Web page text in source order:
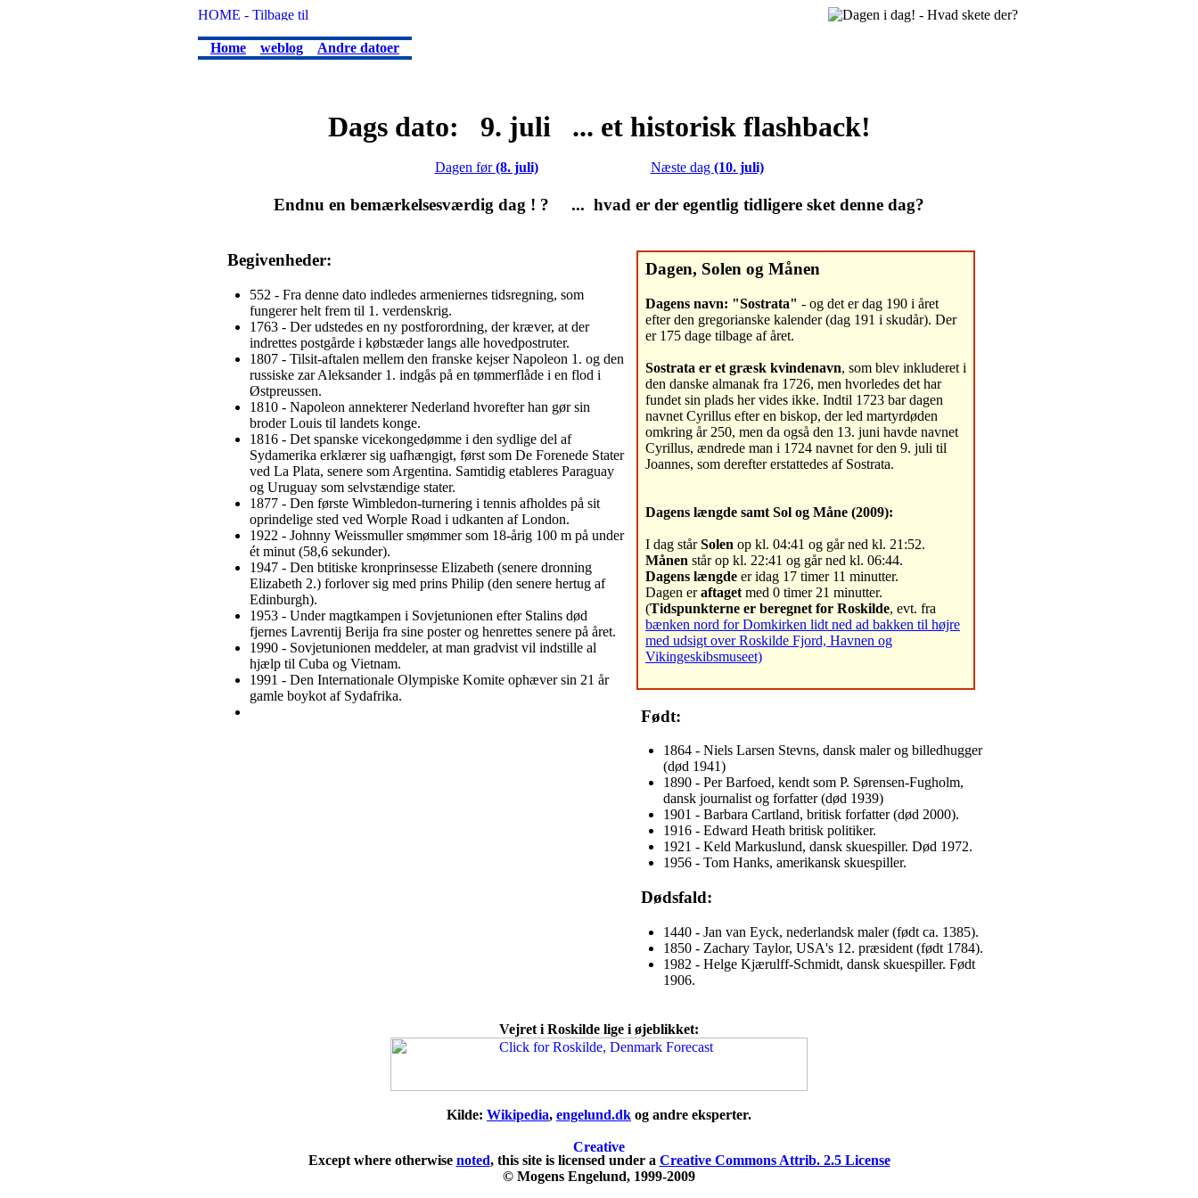
Home weblog Andre datoer
Dags dato: 9. juli ... et historisk flashback!
Dagen før(8. juli) Næste dag (10. juli)
Endnu en bemærkelsesværdig dag ! ? ... hvad er der egentlig tidligere sket denne dag?
Begivenheder:
552 - Fra denne dato indledes armeniernes tidsregning, som
fungerer helt frem til 1. verdenskrig.
1763 - Der udstedes en ny postforordning, der kræver, at der
indrettes postgårde i købstæder langs alle hovedpostruter.
1807 - Tilsit-aftalen mellem den franske kejser Napoleon 1. og den
russiske zar Aleksander 1. indgås på en tømmerflåde i en flod i
Østpreussen.
1810 - Napoleon annekterer Nederland hvorefter han gør sin
broder Louis til landets konge.
1816 - Det spanske vicekongedømme i den sydlige del af
Sydamerika erklærer sig uafhængigt, først som De Forenede Stater
ved La Plata, senere som Argentina. Samtidig etableres Paraguay
og Uruguay som selvstændige stater.
1877 - Den første Wimbledon-turnering i tennis afholdes på sit
oprindelige sted ved Worple Road i udkanten af London.
1922 - Johnny Weissmuller smømmer som 18-årig 100 m på under
ét minut (58,6 sekunder).
1947 - Den btitiske kronprinsesse Elizabeth (senere dronning
Elizabeth 2.) forlover sig med prins Philip (den senere hertug af
Edinburgh).
1953 - Under magtkampen i Sovjetunionen efter Stalins død
fjernes Lavrentij Berija fra sine poster og henrettes senere på året.
1990 - Sovjetunionen meddeler, at man gradvist vil indstille al
hjælp til Cuba og Vietnam.
1991 - Den Internationale Olympiske Komite ophæver sin 21 år
gamle boykot af Sydafrika.
Dagen, Solen og Månen
Dagens navn: "Sostrata" - og det er dag 190 i året
efter den gregorianske kalender (dag 191 i skudår). Der
er 175 dage tilbage af året.
Sostrata er et græsk kvindenavn, som blev inkluderet i
den danske almanak fra 1726, men hvorledes det har
fundet sin plads her vides ikke. Indtil 1723 bar dagen
navnet Cyrillus efter en biskop, der led martyrdøden
omkring år 250, men da også den 13. juni havde navnet
Cyrillus, ændrede man i 1724 navnet for den 9. juli til
Joannes, som derefter erstattedes af Sostrata.
Dagens længde samt Sol og Måne (2009):
I dag stårSolen op kl. 04:41 og går ned kl. 21:52.
Månen står op kl. 22:41 og går ned kl. 06:44.
Dagens længde er idag 17 timer 11 minutter.
Dagen eraftaget med 0 timer 21 minutter.
(Tidspunkterne er beregnet for Roskilde, evt. fra
bænken nord for Domkirken lidt ned ad bakken til højre
med udsigt over Roskilde Fjord, Havnen og
Vikingeskibsmuseet)
Født:
1864 - Niels Larsen Stevns, dansk maler og billedhugger
(død 1941)
1890 - Per Barfoed, kendt som P. Sørensen-Fugholm,
dansk journalist og forfatter (død 1939)
1901 - Barbara Cartland, britisk forfatter (død 2000).
1916 - Edward Heath britisk politiker.
1921 - Keld Markuslund, dansk skuespiller. Død 1972.
1956 - Tom Hanks, amerikansk skuespiller.
Dødsfald:
1440 - Jan van Eyck, nederlandsk maler (født ca. 1385).
1850 - Zachary Taylor, USA's 12. præsident (født 1784).
1982 - Helge Kjærulff-Schmidt, dansk skuespiller. Født
1906.
Vejret i Roskilde lige i øjeblikket:
Kilde: Wikipedia, engelund.dk og andre eksperter.
Except where otherwise noted, this site is licensed under a Creative Commons Attrib. 2.5 License
© Mogens Engelund, 1999-2009